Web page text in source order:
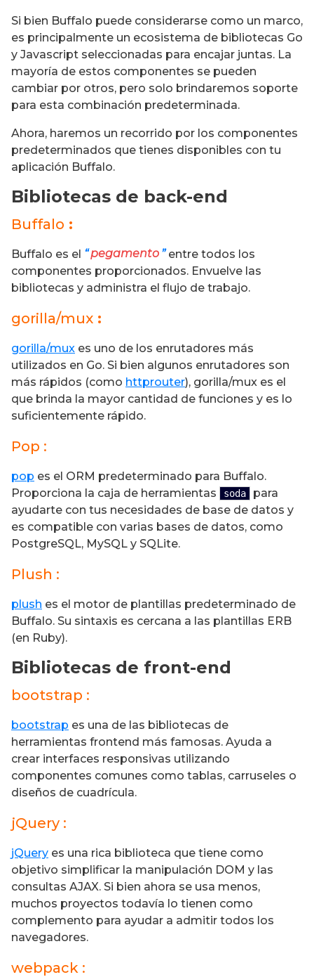
Si bien Buffalo puede considerarse como un marco,
es principalmente un ecosistema de bibliotecas Go
y Javascript seleccionadas para encajar juntas. La
mayoría de estos componentes se pueden
cambiar por otros, pero solo brindaremos soporte
para esta combinación predeterminada.
Ahora, haremos un recorrido por los componentes
predeterminados que tienes disponibles con tu
aplicación Buffalo.
Bibliotecas de back-end
Buffalo :
Buffalo es el “pegamento ”entre todos los
componentes proporcionados. Envuelve las
bibliotecas y administra el flujo de trabajo.
gorilla/mux :
gorilla/mux es uno de los enrutadores más
utilizados en Go. Si bien algunos enrutadores son
más rápidos (como httprouter), gorilla/mux es el
que brinda la mayor cantidad de funciones y es lo
suficientemente rápido.
Pop :
pop es el ORM predeterminado para Buffalo.
Proporciona la caja de herramientas
soda
para
ayudarte con tus necesidades de base de datos y
es compatible con varias bases de datos, como
PostgreSQL, MySQL y SQLite.
Plush :
plush es el motor de plantillas predeterminado de
Buffalo. Su sintaxis es cercana a las plantillas ERB
(en Ruby).
Bibliotecas de front-end
bootstrap :
bootstrap es una de las bibliotecas de
herramientas frontend más famosas. Ayuda a
crear interfaces responsivas utilizando
componentes comunes como tablas, carruseles o
diseños de cuadrícula.
jQuery :
jQuery es una rica biblioteca que tiene como
objetivo simplificar la manipulación DOM y las
consultas AJAX. Si bien ahora se usa menos,
muchos proyectos todavía lo tienen como
complemento para ayudar a admitir todos los
navegadores.
webpack :